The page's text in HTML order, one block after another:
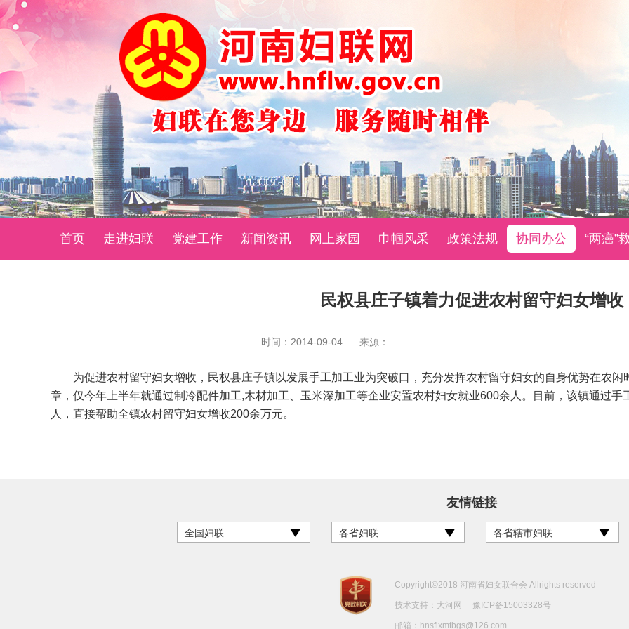
首页 走进妇联 党建工作 新闻资讯 网上家园 巾帼风采 政策法规 协同办公 “两癌”
民权县庄子镇着力促进农村留守妇女增收
时间：2014-09-04 来源：
为促进农村留守妇女增收，民权县庄子镇以发展手工加工业为突破口，充分发挥农村留守妇女的自身优势在农闲
章，仅今年上半年就通过制冷配件加工,木材加工、玉米深加工等企业安置农村妇女就业600余人。目前，该镇通过
人，直接帮助全镇农村留守妇女增收200余万元。
友情链接
全国妇联 各省妇联 各省辖市妇联
Copyright©2018 河南省妇女联合会 Allrights reserved
技术支持： 大河网 豫ICP备15003328号
邮箱：hnsflxmtbgs@126.com